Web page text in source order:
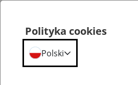
Polityka cookies
Polski